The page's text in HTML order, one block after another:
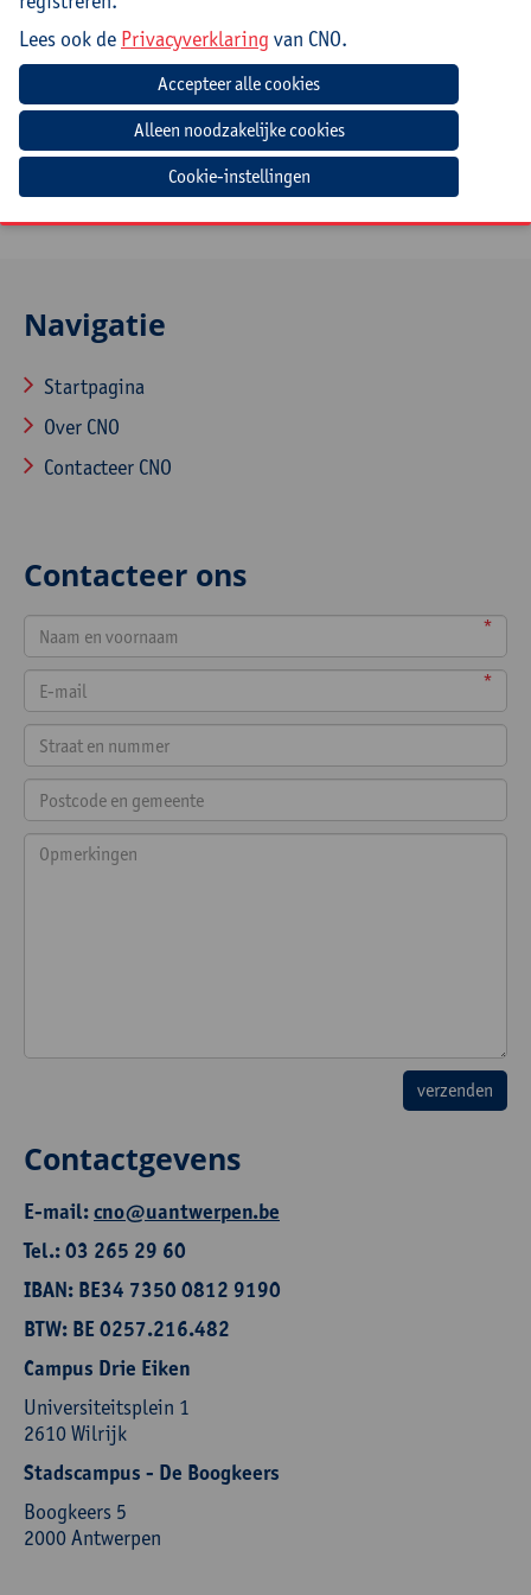
Goed om te weten
Deelnemers die ook de namiddagsessie 'Elke leerling
aan het schrijven krijgen? Ja, het kan' LINK NED/047.
volgen, kunnen een gratis lunch bekomen.
Je kan dit aangeven tijdens het inschrijvingsproces.
Navigatie
Startpagina
Over CNO
Contacteer CNO
Contacteer ons
*
*
Contactgevens
E-mail:cno@uantwerpen.be
Tel.: 03 265 29 60
IBAN: BE34 7350 0812 9190
BTW: BE 0257.216.482
Campus Drie Eiken
Universiteitsplein 1
2610 Wilrijk
Stadscampus - De Boogkeers
Boogkeers 5
2000 Antwerpen
Lees ook de Privacyverklaring van CNO.
Cookie-instellingen